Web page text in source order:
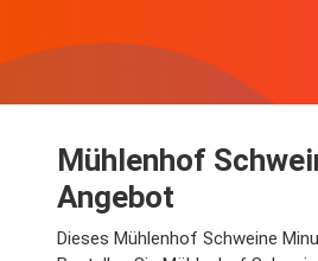
Mühlenhof
Angebot
Dieses Mühlenhof Schweine